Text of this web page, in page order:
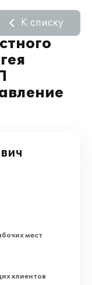
К списку
мест
клиентов